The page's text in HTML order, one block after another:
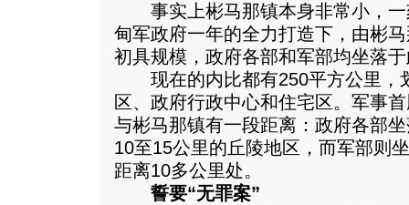
事实上彬马那镇本身非常小，一
甸军政府一年的全力打造下，由彬
初具规模，政府各部和军部均坐落
现在的内比都有250平方公里，
区、政府行政中心和住宅区。军事
与彬马那镇有一段距离：政府各部
10至15公里的丘陵地区，而军部则
距离10多公里处。
誓要“无罪案”